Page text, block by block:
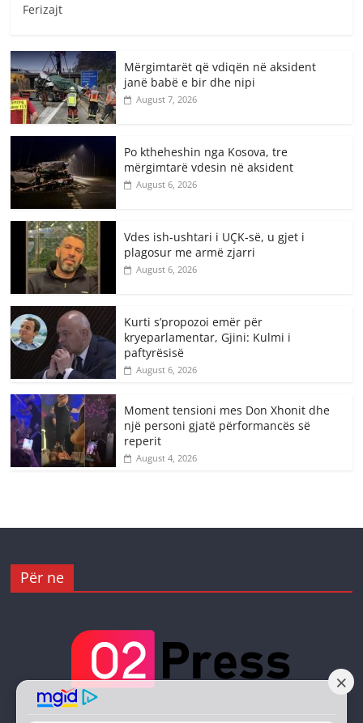
Ferizajt
Mërgimtarët që vdiqën në aksident
janë babë e bir dhe nipi
August 7, 2026
Po ktheheshin nga Kosova, tre
mërgimtarë vdesin në aksident
August 6, 2026
Vdes ish-ushtari i UÇK-së, u gjet i
plagosur me armë zjarri
August 6, 2026
Kurti s’propozoi emër për
kryeparlamentar, Gjini: Kulmi i
paftyrësisë
August 6, 2026
Moment tensioni mes Don Xhonit dhe
një personi gjatë përformancës së
reperit
August 4, 2026
Për ne